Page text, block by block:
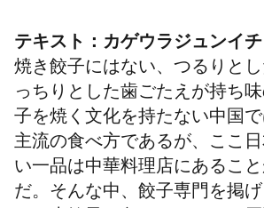
テキスト：カゲウラジュンイチ
焼き餃子にはない、つるりと
っちりとした歯ごたえが持ち
子を焼く文化を持たない中国
主流の食べ方であるが、ここ
い一品は中華料理店にあるこ
だ。そんな中、餃子専門を掲